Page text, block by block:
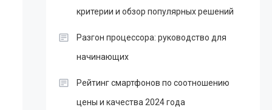
критерии и обзор популярных решений
Разгон процессора: руководство для
начинающих
Рейтинг смартфонов по соотношению
цены и качества 2024 года